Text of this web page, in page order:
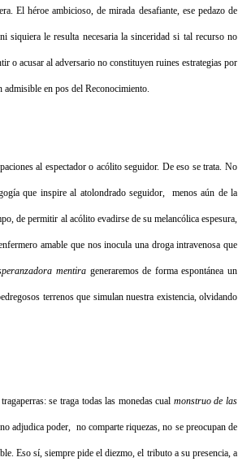
El héroe ambicioso, de mirada desafiante, ese pedazo de
siquiera le resulta necesaria la sinceridad si tal recurso no
o acusar al adversario no constituyen ruines estrategias por
admisible en pos del Reconocimiento.
al espectador o acólito seguidor. De eso se trata. No
que inspire al atolondrado seguidor, menos aún de la
de permitir al acólito evadirse de su melancólica espesura,
amable que nos inocula una droga intravenosa que
mentira generaremos de forma espontánea un
terrenos que simulan nuestra existencia, olvidando
se traga todas las monedas cual monstruo de las
adjudica poder, no comparte riquezas, no se preocupan de
Eso sí, siempre pide el diezmo, el tributo a su presencia, a